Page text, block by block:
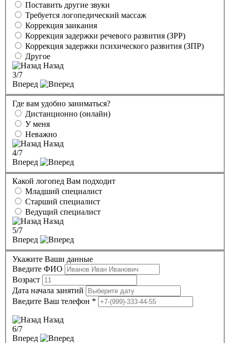
Поставить другие звуки
Требуется логопедический массаж
Коррекция заикания
Коррекция задержки речевого развития (ЗРР)
Коррекция задержки психического развития (ЗПР)
Другое
Назад
3/7
Вперед
Где вам удобно заниматься?
Дистанционно (онлайн)
У меня
Неважно
Назад
4/7
Вперед
Какой логопед Вам подходит
Младший специалист
Старший специалист
Ведущий специалист
Назад
5/7
Вперед
Укажите Ваши данные
Введите ФИО
Возраст
Дата начала занятий
Введите Ваш телефон *
Назад
6/7
Вперед